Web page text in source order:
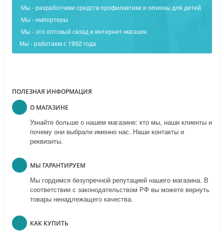
Мы - разработчики средств профилактики и гигиены для детей
Мы - импортеры
Мы - это оптовый склад и интернет-магазин
Мы - работаем с 1992 года
ПОЛЕЗНАЯ ИНФОРМАЦИЯ
О МАГАЗИНЕ
Узнайте больше о нашем магазине: кто мы, наши клиенты и
почему они выбрали именно нас. Наши контакты и
реквизиты.
МЫ ГАРАНТИРУЕМ
Мы гордимся безупречной репутацией нашего магазина. В
соответствии с законодательством РФ вы можете вернуть
товары ненадлежащего качества.
КАК КУПИТЬ